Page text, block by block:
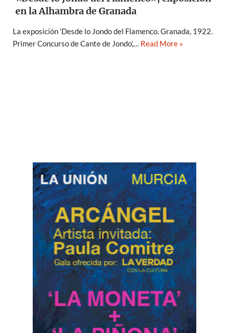
en la Alhambra de Granada
La exposición ‘Desde lo Jondo del Flamenco. Granada, 1922.
Primer Concurso de Cante de Jondo’,… Read More »